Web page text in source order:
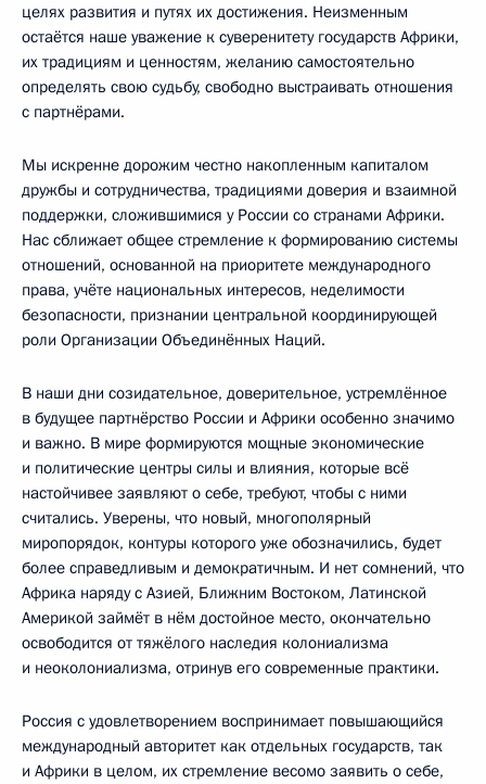
целях развития и путях их достижения. Неизменным
остаётся наше уважение к суверенитету государств Африки,
их традициям и ценностям, желанию самостоятельно
определять свою судьбу, свободно выстраивать отношения
с партнёрами.
Мы искренне дорожим честно накопленным капиталом
дружбы и сотрудничества, традициями доверия и взаимной
поддержки, сложившимися у России со странами Африки.
Нас сближает общее стремление к формированию системы
отношений, основанной на приоритете международного
права, учёте национальных интересов, неделимости
безопасности, признании центральной координирующей
роли Организации Объединённых Наций.
В наши дни созидательное, доверительное, устремлённое
в будущее партнёрство России и Африки особенно значимо
и важно. В мире формируются мощные экономические
и политические центры силы и влияния, которые всё
настойчивее заявляют о себе, требуют, чтобы с ними
считались. Уверены, что новый, многополярный
миропорядок, контуры которого уже обозначились, будет
более справедливым и демократичным. И нет сомнений, что
Африка наряду с Азией, Ближним Востоком, Латинской
Америкой займёт в нём достойное место, окончательно
освободится от тяжёлого наследия колониализма
и неоколониализма, отринув его современные практики.
Россия с удовлетворением воспринимает повышающийся
международный авторитет как отдельных государств, так
и Африки в целом, их стремление весомо заявить о себе,